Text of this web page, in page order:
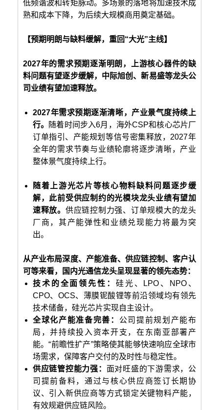
低频谐波和转矩脉动。多场景的落地将加速技术成
熟和成本下降，为后续大规模商用奠定基础。
【预期明朗与缺料缓解，重回“大光”主线】
2027年的需求预期逐渐明朗，上游核心器件的缺
料问题有望逐步缓解，中际旭创、新易盛等龙头公
司业绩有望加速释放。
2027年需求预期逐渐清晰，产业景气度持续上
行。 随着时间步入6月，海外CSP和核心芯片厂
订单指引、产能规划等信号密集释放，2027年
全年的需求节奏与业绩轮廓将逐步清晰，产业
整体景气度持续上行。
随着上游光芯片等核心物料缺料问题逐步缓
解，此前受供应制约的光模块龙头业绩有望加
速释放。 供应链控制力强、订单规模大的龙头
厂商，其产能弹性和业绩兑现能力将最为突
出。
从产业布局深度、产能准备、供应链控制、客户认
可等来看，国内光通信龙头呈现显著的领先态势：
技术的全面领先性： 硅光、LPO、NPO、
CPO、OCS、薄膜铌酸锂等前沿领域均有领先
技术储备，硅光芯片实现自主设计。
全球化产能准备完善： 公司提前规划产能布
局，并持续投入资本开支，在东南亚部署产
能。“前瞻性扩产”策略使其能够快速响应全球市
场需求，保障客户交付的及时性与稳定性。
供应链管控能力强： 面对旺盛的下游需求，公
司提前备料，通过与核心供应商签订长期协
议、引入新供应商等方式锁定关键物料产能，
有效规避供应链风险。